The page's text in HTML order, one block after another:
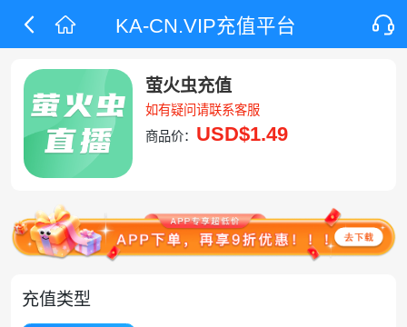
KA-CN.VIP充值平台
萤火虫充值
如有疑问请联系客服
商品价： USD$1.49
充值类型